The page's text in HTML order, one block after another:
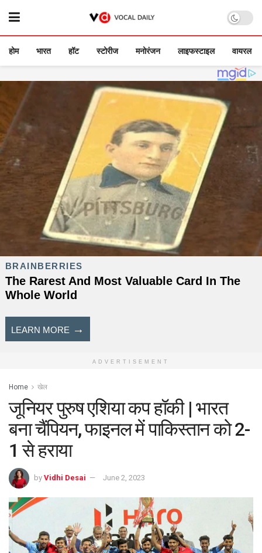
होम भारत हॉट स्टोरीज मनोरंजन लाइफस्टाइल वायरल
ADVERTISEMENT
Home खेल
जूनियर पुरुष एशिया कप हॉकी | भारत
बना चैंपियन, फाइनल में पाकिस्तान को 2-
1 से हराया
by Vidhi Desai June 2, 2023